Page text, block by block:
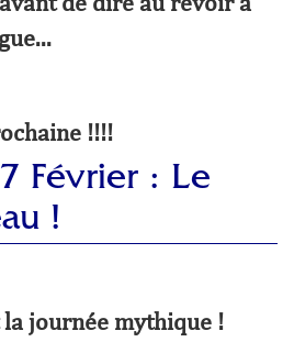
!!!!
Février : Le
!
journée mythique !